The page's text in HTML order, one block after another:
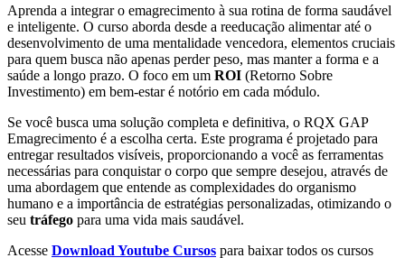
Aprenda a integrar o emagrecimento à sua rotina de forma saudável
e inteligente. O curso aborda desde a reeducação alimentar até o
desenvolvimento de uma mentalidade vencedora, elementos cruciais
para quem busca não apenas perder peso, mas manter a forma e a
saúde a longo prazo. O foco em um ROI (Retorno Sobre
Investimento) em bem-estar é notório em cada módulo.
Se você busca uma solução completa e definitiva, o RQX GAP
Emagrecimento é a escolha certa. Este programa é projetado para
entregar resultados visíveis, proporcionando a você as ferramentas
necessárias para conquistar o corpo que sempre desejou, através de
uma abordagem que entende as complexidades do organismo
humano e a importância de estratégias personalizadas, otimizando o
seu tráfego para uma vida mais saudável.
Acesse Download Youtube Cursos para baixar todos os cursos